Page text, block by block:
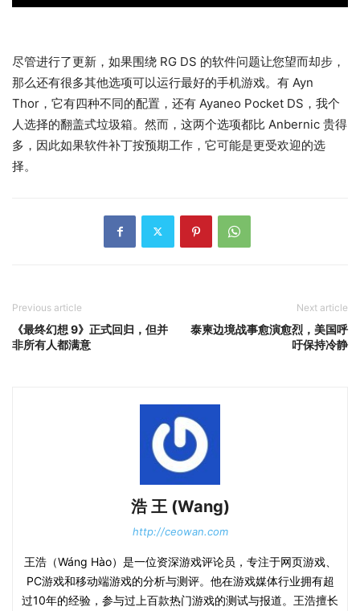
尽管进行了更新，如果围绕 RG DS 的软件问题让您望而却步，
那么还有很多其他选项可以运行最好的手机游戏。有 Ayn
Thor，它有四种不同的配置，还有 Ayaneo Pocket DS，我个
人选择的翻盖式垃圾箱。然而，这两个选项都比 Anbernic 贵得
多，因此如果软件补丁按预期工作，它可能是更受欢迎的选
择。
Previous article
《最终幻想 9》正式回归，但并
非所有人都满意
Next article
泰柬边境战事愈演愈烈，美国呼
吁保持冷静
浩 王 (Wang)
http://ceowan.com
王浩（Wáng Hào）是一位资深游戏评论员，专注于网页游戏、
PC游戏和移动端游戏的分析与测评。他在游戏媒体行业拥有超
过10年的经验，参与过上百款热门游戏的测试与报道。王浩擅长